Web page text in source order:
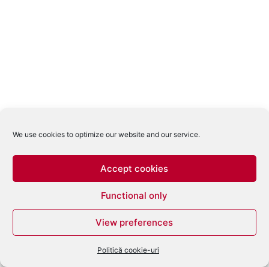
We use cookies to optimize our website and our service.
Accept cookies
Functional only
View preferences
Politică cookie-uri